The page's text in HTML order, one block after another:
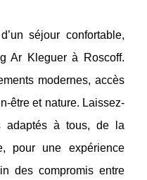
séjour confortable,
Ar Kleguer à Roscoff.
modernes, accès
être et nature. Laissez-
adaptés à tous, de la
pour une expérience
des compromis entre